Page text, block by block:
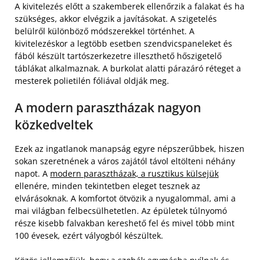
A kivitelezés előtt a szakemberek ellenőrzik a falakat és ha
szükséges, akkor elvégzik a javításokat. A szigetelés
belülről különböző módszerekkel történhet. A
kivitelezéskor a legtöbb esetben szendvicspaneleket és
fából készült tartószerkezetre illeszthető hőszigetelő
táblákat alkalmaznak. A burkolat alatti párazáró réteget a
mesterek polietilén fóliával oldják meg.
A modern parasztházak nagyon
közkedveltek
Ezek az ingatlanok manapság egyre népszerűbbek, hiszen
sokan szeretnének a város zajától távol eltölteni néhány
napot. A modern parasztházak, a rusztikus külsejük
ellenére, minden tekintetben eleget tesznek az
elvárásoknak. A komfortot ötvözik a nyugalommal, ami a
mai világban felbecsülhetetlen. Az épületek túlnyomó
része kisebb falvakban kereshető fel és mivel több mint
100 évesek, ezért vályogból készültek.